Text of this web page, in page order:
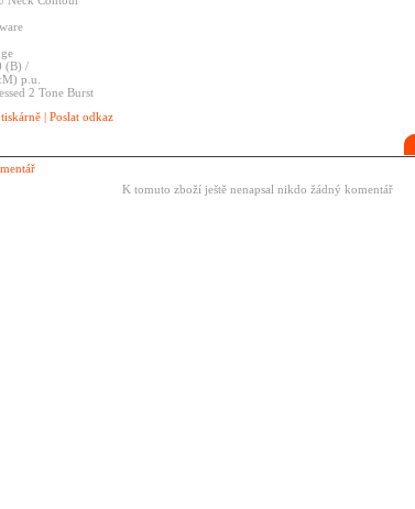
(B) /
p.u.
2 Tone Burst
| Poslat odkaz
K tomuto zboží ještě nenapsal nikdo žádný komentář